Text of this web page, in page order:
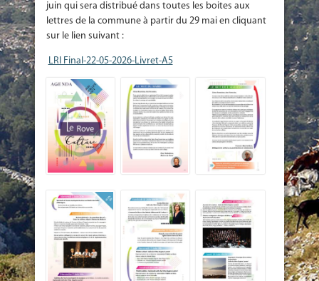
juin qui sera distribué dans toutes les boites aux
lettres de la commune à partir du 29 mai en cliquant
sur le lien suivant :
LRI Final-22-05-2026-Livret-A5